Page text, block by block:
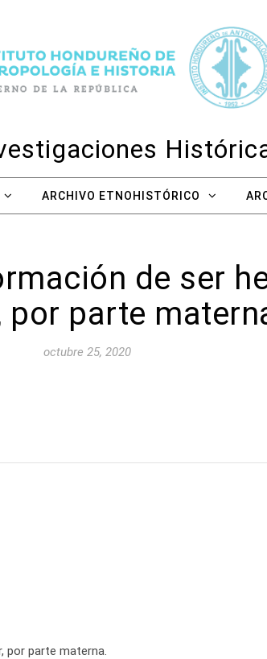
ARCHIVO ETNOHISTÓRICO
de ser
por parte
octubre 25, 2020
por parte materna.